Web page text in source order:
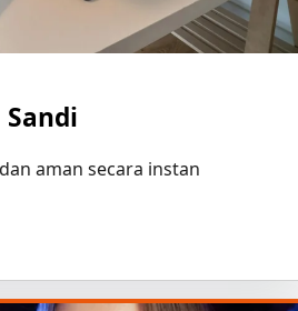
aman secara instan